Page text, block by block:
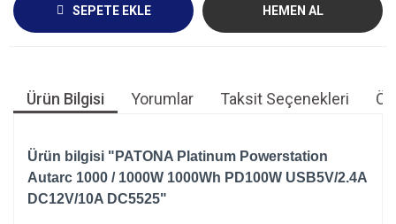
SEPETE EKLE HEMEN AL
Ürün Bilgisi Yorumlar Taksit Seçenekleri
Ürün bilgisi "PATONA Platinum Powerstation
Autarc 1000 / 1000W 1000Wh PD100W USB5V/2.4A
DC12V/10A DC5525"